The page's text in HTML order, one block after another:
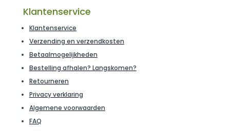
Klantenservice
Klantenservice
Verzending en verzendkosten
Betaalmogelijkheden
Bestelling afhalen? Langskomen?
Retourneren
Privacy verklaring
Algemene voorwaarden
FAQ